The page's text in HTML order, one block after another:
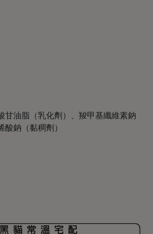
甘油脂（乳化劑）、羧甲基纖維素鈉
酸鈉（黏稠劑）